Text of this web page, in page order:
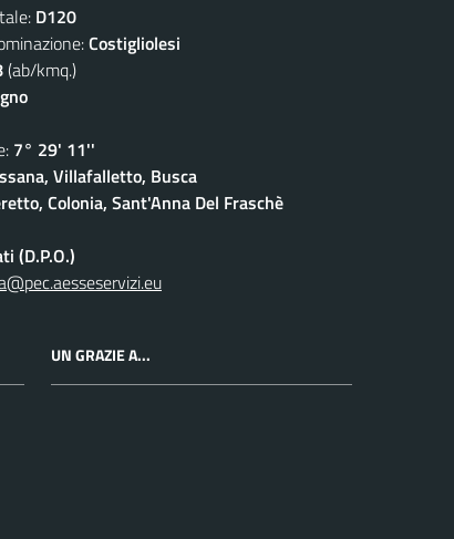
D120
Costigliolesi
(ab/kmq.)
7° 29' 11''
Villafalletto, Busca
Colonia, Sant'Anna Del Fraschè
(D.P.O.)
UN GRAZIE A...